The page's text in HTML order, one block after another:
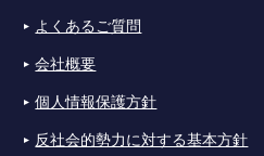
よくあるご質問
会社概要
個人情報保護方針
反社会的勢力に対する基本方針